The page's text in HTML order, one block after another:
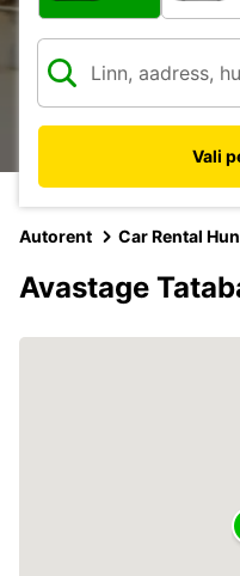
Vali
Autorent Car Rental
Avastage